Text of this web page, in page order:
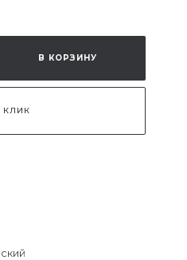
В КОРЗИНУ
КЛИК